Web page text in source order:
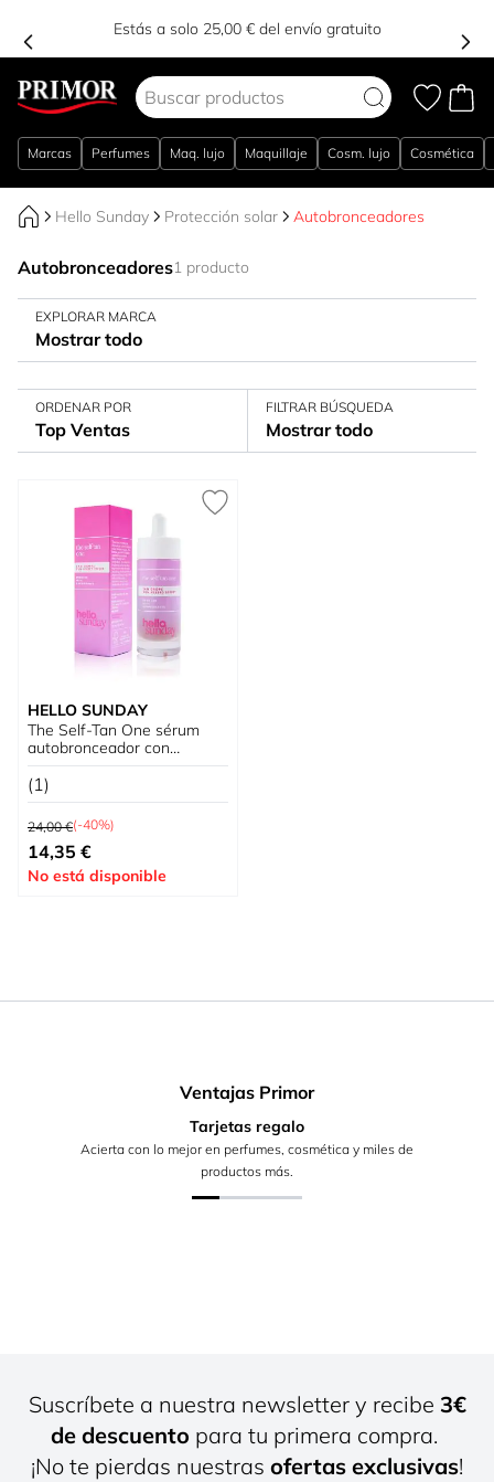
Estás a solo 25,00 € del envío gratuito
Marcas Perfumes Maq. lujo Maquillaje Cosm. lujo Cosmética
Hello Sunday Protección solar Autobronceadores
Autobronceadores1 producto
EXPLORAR MARCA
Mostrar todo
ORDENAR POR
Top Ventas
FILTRAR BÚSQUEDA
Mostrar todo
HELLO SUNDAY
The Self-Tan One sérum
autobronceador con
Vitamina C y antioxidantes
(1)
Precio habitual
24,00 €(-40%)
Precio especial
14,35 €
No está disponible
Ventajas Primor
Tarjetas regalo
Acierta con lo mejor en perfumes, cosmética y miles de
productos más.
Suscríbete a nuestra newsletter y recibe 3€
de descuento para tu primera compra.
¡No te pierdas nuestras ofertas exclusivas!